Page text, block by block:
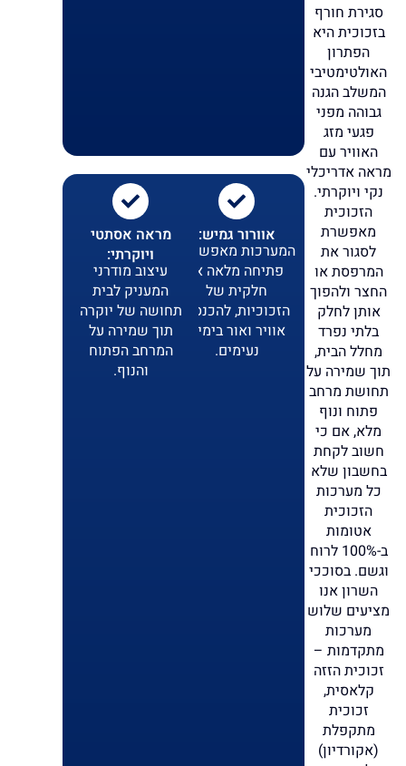
סגירת חורף
בזכוכית היא
הפתרון
האולטימטיבי
המשלב הגנה
גבוהה מפני
פגעי מזג
האוויר עם
מראה אדריכלי
נקי ויוקרתי.
הזכוכית
מאפשרת
לסגור את
המרפסת או
החצר ולהפוך
אותן לחלק
בלתי נפרד
מחלל הבית,
תוך שמירה על
תחושת מרחב
פתוח ונוף
מלא, אם כי
חשוב לקחת
בחשבון שלא
כל מערכות
הזכוכית
אטומות
ב-100% לרוח
וגשם. בסוככי
השרון אנו
מציעים שלוש
מערכות
מתקדמות –
זכוכית הזזה
קלאסית,
זכוכית
מתקפלת
(אקורדיון)
אוורור גמיש:
המערכות מאפשרות
פתיחה מלאה או
חלקית של
הזכוכיות, להכנסת
אוויר ואור בימים
נעימים.
מראה אסתטי
ויוקרתי:
עיצוב מודרני
המעניק לבית
תחושה של יוקרה
תוך שמירה על
המרחב הפתוח
והנוף.